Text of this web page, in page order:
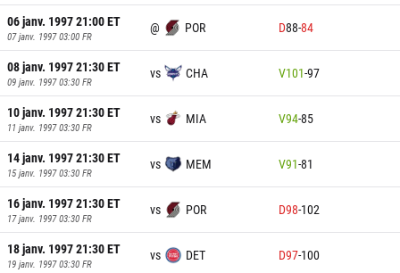
06 janv. 1997 21:00ET
07 janv. 1997 03:00 FR
@ POR D88-84
08 janv. 1997 21:30ET
09 janv. 1997 03:30 FR
vs CHA V101-97
10 janv. 1997 21:30ET
11 janv. 1997 03:30 FR
vs MIA V94-85
14 janv. 1997 21:30ET
15 janv. 1997 03:30 FR
vs MEM V91-81
16 janv. 1997 21:30ET
17 janv. 1997 03:30 FR
vs POR D98-102
18 janv. 1997 21:30ET
19 janv. 1997 03:30 FR
vs DET D97-100